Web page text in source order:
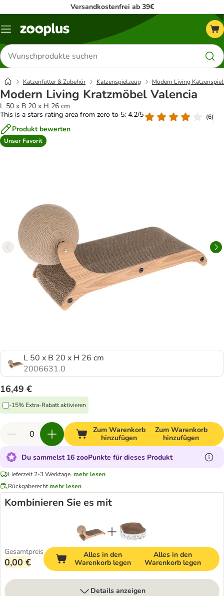
Versandkostenfrei ab 39€
Menü
Produkte
suchen
Katzenfutter & Zubehör Katzenspielzeug Modern Living
Modern Living Kratzmöbel Valencia
L 50 x B 20 x H 26 cm
This is a stars rating area from zero to 5: 4.2/5
(6)
Produkt bewerten
Unser Favorit
L 50 x B 20 x H 26 cm
2006631.0
16,49 €
-15% Extra-Rabatt aktivieren
Zum Warenkorb
hinzufügen
Zum Warenkorb
hinzufügen
Du sammelst 16 zooPunkte für dieses Produkt
Lieferzeit 2-3 Werktage. mehr lesen
Rückgaberechtmehr lesen
Kombinieren Sie es mit
Gesamtpreis
0,00 €
Alles in den
Warenkorb legen
Alles in den
Warenkorb legen
Details anzeigen